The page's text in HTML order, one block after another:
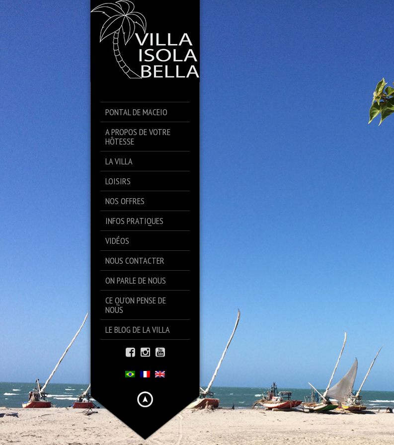
PONTAL DE MACEIO
A PROPOS DE VOTRE
HÔTESSE
LA VILLA
LOISIRS
NOS OFFRES
INFOS PRATIQUES
VIDÉOS
NOUS CONTACTER
ON PARLE DE NOUS
CE QU’ON PENSE DE
NOUS
LE BLOG DE LA VILLA